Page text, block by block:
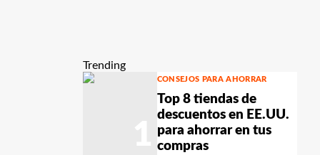
Trending
CONSEJOS PARA AHORRAR
Top 8 tiendas de
descuentos en EE.UU.
para ahorrar en tus
compras